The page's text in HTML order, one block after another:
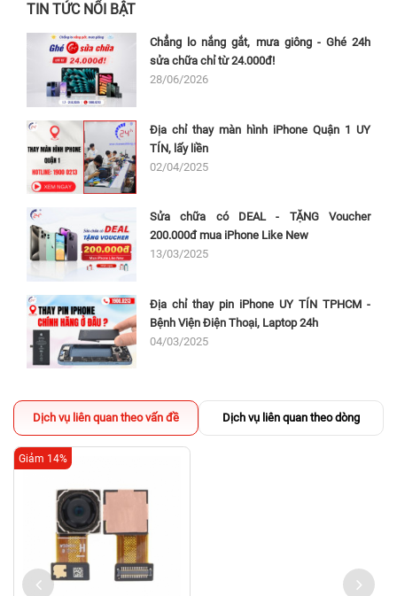
TIN TỨC NỔI BẬT
Chẳng lo nắng gắt, mưa giông - Ghé 24h
sửa chữa chỉ từ 24.000đ!
28/06/2026
Địa chỉ thay màn hình iPhone Quận 1 UY
TÍN, lấy liền
02/04/2025
Sửa chữa có DEAL - TẶNG Voucher
200.000đ mua iPhone Like New
13/03/2025
Địa chỉ thay pin iPhone UY TÍN TPHCM -
Bệnh Viện Điện Thoại, Laptop 24h
04/03/2025
Dịch vụ liên quan theo vấn đề Dịch vụ liên quan theo dòng
Giảm 14%